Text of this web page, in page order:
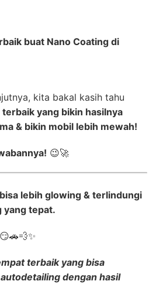
buat Nano Coating di
kita bakal kasih tahu
yang bikin hasilnya
& bikin mobil lebih mewah!
😉🚀
lebih glowing & terlindungi
yang tepat.
😏🚗💨✨
terbaik yang bisa
autodetailing dengan hasil